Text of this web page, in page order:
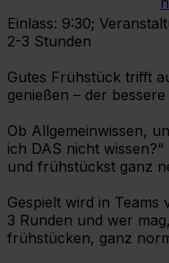
Einlass: 9:30;
2-3 Stunden
Gutes Frühstück trifft
genießen – der
Ob Allgemeinwissen,
ich DAS nicht
und frühstückst ganz
Gespielt wird in Teams
3 Runden und wer
frühstücken, ganz